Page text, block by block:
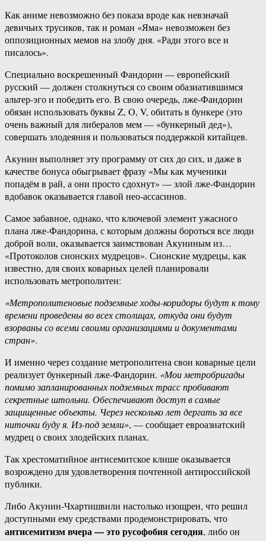
Как аниме невозможно без показа вроде как невзначай
девичьих трусиков, так и роман «Яма» невозможен без
оппозиционных мемов на злобу дня. «Ради этого все и
писалось».
Специально воскрешенный Фандорин — европейский
русский — должен столкнуться со своим обазиатившимся
альтер-эго и победить его. В свою очередь, лже-Фандорин
обязан использовать буквы Z, O, V, обитать в бункере (это
очень важный для либералов мем — «бункерный дед»),
совершать злодеяния и пользоваться поддержкой китайцев.
Акунин выполняет эту программу от сих до сих, и даже в
качестве бонуса обыгрывает фразу «Мы как мученики
попадём в рай, а они просто сдохнут» — злой лже-Фандорин
вдобавок оказывается главой нео-ассасинов.
Самое забавное, однако, что ключевой элемент ужасного
плана лже-Фандорина, с которым должны бороться все люди
доброй воли, оказывается заимствован Акуниным из…
«Протоколов сионских мудрецов». Сионские мудрецы, как
известно, для своих коварных целей планировали
использовать метрополитен:
«Метрополитеновые подземные ходы-коридоры будут к тому
времени проведены во всех столицах, откуда они будут
взорваны со всеми своими организациями и документами
стран».
И именно через создание метрополитена свои коварные цели
реализует бункерный лже-Фандорин. «Мои метробригады
помимо запланированных подземных трасс пробивают
секретные штольни. Обеспечивают доступ в самые
защищенные объекты. Через несколько лет дергать за все
ниточки буду я. Из-под земли», — сообщает евроазиатский
мудрец о своих злодейских планах.
Так хрестоматийное антисемитское клише оказывается
возрождено для удовлетворения почтенной антироссийской
публики.
Либо Акунин-Чхартишвили настолько изощрен, что решил
доступными ему средствами продемонстрировать, что
антисемитизм вчера — это русофобия сегодня, либо он